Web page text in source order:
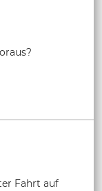
Fahrt auf